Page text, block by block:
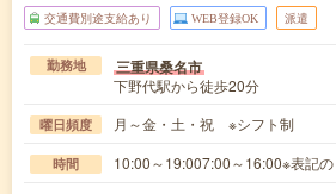
交通費別途支給あり WEB登録OK 派遣
勤務地 三重県桑名市
下野代駅から徒歩20分
曜日頻度 月～金・土・祝 ※シフト制
時間 10:00～19:007:00～16:00※表記の